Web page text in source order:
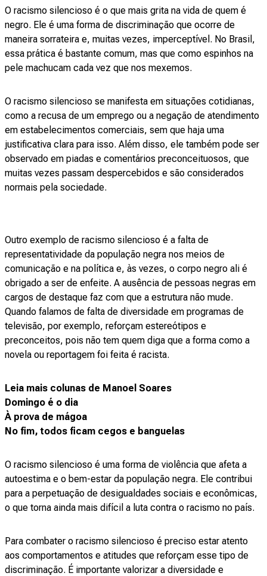
O racismo silencioso é o que mais grita na vida de quem é
negro. Ele é uma forma de discriminação que ocorre de
maneira sorrateira e, muitas vezes, imperceptível. No Brasil,
essa prática é bastante comum, mas que como espinhos na
pele machucam cada vez que nos mexemos.
O racismo silencioso se manifesta em situações cotidianas,
como a recusa de um emprego ou a negação de atendimento
em estabelecimentos comerciais, sem que haja uma
justificativa clara para isso. Além disso, ele também pode ser
observado em piadas e comentários preconceituosos, que
muitas vezes passam despercebidos e são considerados
normais pela sociedade.
Outro exemplo de racismo silencioso é a falta de
representatividade da população negra nos meios de
comunicação e na política e, às vezes, o corpo negro ali é
obrigado a ser de enfeite. A ausência de pessoas negras em
cargos de destaque faz com que a estrutura não mude.
Quando falamos de falta de diversidade em programas de
televisão, por exemplo, reforçam estereótipos e
preconceitos, pois não tem quem diga que a forma como a
novela ou reportagem foi feita é racista.
Leia mais colunas de Manoel Soares
Domingo é o dia
À prova de mágoa
No fim, todos ficam cegos e banguelas
O racismo silencioso é uma forma de violência que afeta a
autoestima e o bem-estar da população negra. Ele contribui
para a perpetuação de desigualdades sociais e econômicas,
o que torna ainda mais difícil a luta contra o racismo no país.
Para combater o racismo silencioso é preciso estar atento
aos comportamentos e atitudes que reforçam esse tipo de
discriminação. É importante valorizar a diversidade e